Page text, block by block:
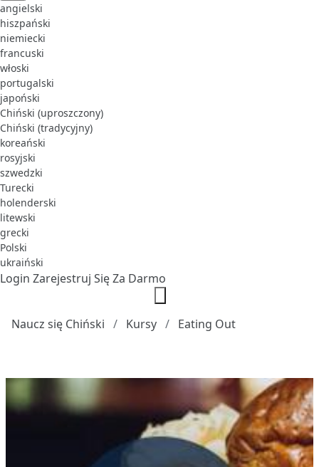
angielski
hiszpański
niemiecki
francuski
włoski
portugalski
japoński
Chiński (uproszczony)
Chiński (tradycyjny)
koreański
rosyjski
szwedzki
Turecki
holenderski
litewski
grecki
Polski
ukraiński
Login Zarejestruj Się Za Darmo
Naucz się Chiński Kursy Eating Out